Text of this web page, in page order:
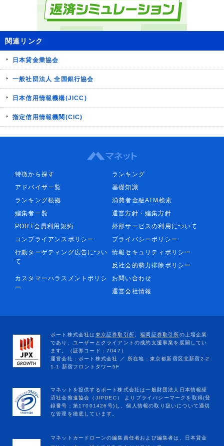
関連リンク
日本貸金業協会
一般社団法人 全国銀行協会
日本信用情報機構(JICC)
指定信用情報機関(CIC)
特徴から探す
ランキング
アドバイザ一覧
基礎知識
ランキング根拠
消費者金融ATM検索
編集者一覧
運営方針・編集方針
PORT会員利用規約
外部サービスの利用について
コンプライアンスポリシー
プライバシーポリシー
行動ターゲティング広告につい
て
情報セキュリティポリシー
反社会的勢力排除ポリシー
カスタマーハラスメントポリシ
ー
お問い合わせ
運営会社情報
マネットカードローンの編集責任者および編集者は、日本貸金